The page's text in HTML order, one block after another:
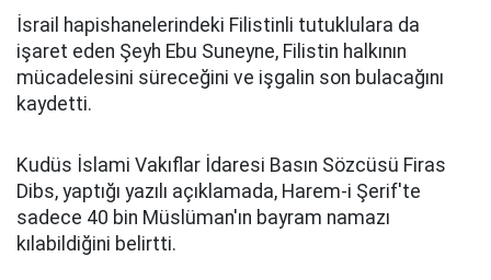
İsrail hapishanelerindeki Filistinli tutuklulara da
işaret eden Şeyh Ebu Suneyne, Filistin halkının
mücadelesini süreceğini ve işgalin son bulacağını
kaydetti.
Kudüs İslami Vakıflar İdaresi Basın Sözcüsü Firas
Dibs, yaptığı yazılı açıklamada, Harem-i Şerif'te
sadece 40 bin Müslüman'ın bayram namazı
kılabildiğini belirtti.